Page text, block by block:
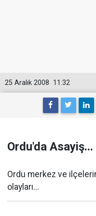
11:32
25 Aralık 2008
Ordu'da Asayiş...
Ordu merkez ve
olayları...